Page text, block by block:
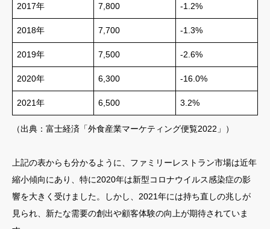
2017年 7,800 -1.2%
2018年 7,700 -1.3%
2019年 7,500 -2.6%
2020年 6,300 -16.0%
2021年 6,500 3.2%
（出典：富士経済「外食産業マーケティング便覧2022」）
上記の表からも分かるように、ファミリーレストラン市場は近年
縮小傾向にあり、特に2020年は新型コロナウイルス感染症の影
響を大きく受けました。しかし、2021年には持ち直しの兆しが
見られ、新たな需要の創出や顧客体験の向上が期待されていま